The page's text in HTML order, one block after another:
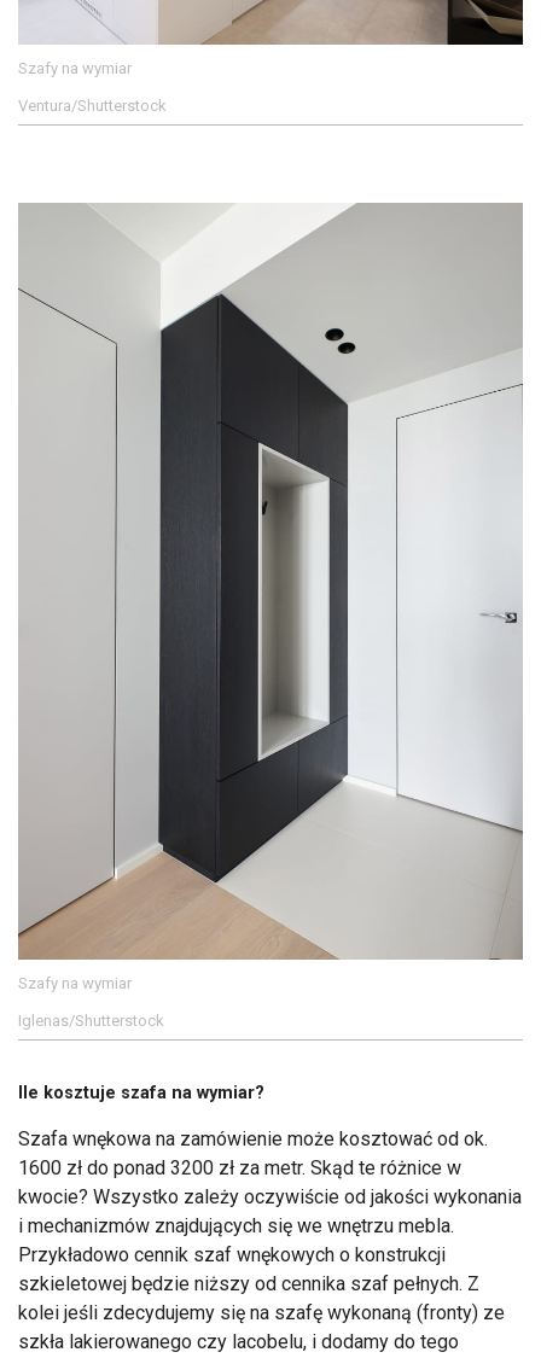
Szafy na wymiar
Ventura/Shutterstock
Szafy na wymiar
Iglenas/Shutterstock
Ile kosztuje szafa na wymiar?
Szafa wnękowa na zamówienie może kosztować od ok.
1600 zł do ponad 3200 zł za metr. Skąd te różnice w
kwocie? Wszystko zależy oczywiście od jakości wykonania
i mechanizmów znajdujących się we wnętrzu mebla.
Przykładowo cennik szaf wnękowych o konstrukcji
szkieletowej będzie niższy od cennika szaf pełnych. Z
kolei jeśli zdecydujemy się na szafę wykonaną (fronty) ze
szkła lakierowanego czy lacobelu, i dodamy do tego